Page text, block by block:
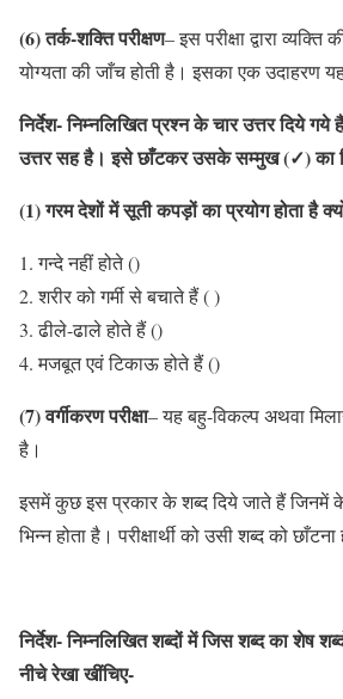
(6) तर्क-शक्ति परीक्षण– इस परीक्षा द्वारा
योग्यता की जाँच होती है। इसका एक उदाहरण
निर्देश- निम्नलिखित प्रश्न के चार उत्तर दिये
उत्तर सह है। इसे छाँटकर उसके सम्मुख (✓) का
(1) गरम देशों में सूती कपड़ों का प्रयोग होता है
गन्दे नहीं होते ()
शरीर को गर्मी से बचाते हैं ( )
ढीले-ढाले होते हैं ()
मजबूत एवं टिकाऊ होते हैं ()
(7) वर्गीकरण परीक्षा– यह बहु-विकल्प अथवा
है।
इसमें कुछ इस प्रकार के शब्द दिये जाते हैं
भिन्न होता है। परीक्षार्थी को उसी शब्द को
निर्देश- निम्नलिखित शब्दों में जिस शब्द का शेष
नीचे रेखा खींचिए-